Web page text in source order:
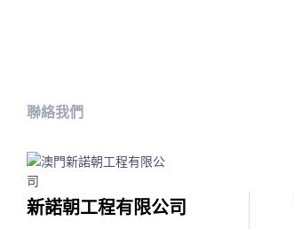
聯絡我們
新諾朝工程有限公司